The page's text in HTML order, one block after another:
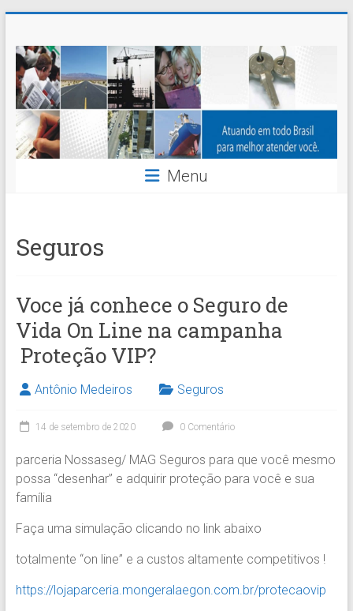
content
Nossaseg
Administração
e
Corretagem
de
Ltda.
Menu
Seguros
Voce já conhece o Seguro de
Vida On Line na campanha
Proteção VIP?
Antônio Medeiros Seguros
14 de setembro de 2020 0 Comentário
parceria Nossaseg/ MAG Seguros para que você mesmo
possa “desenhar” e adquirir proteção para você e sua
família
Faça uma simulação clicando no link abaixo
totalmente “on line” e a custos altamente competitivos !
https://lojaparceria.mongeralaegon.com.br/protecaovip